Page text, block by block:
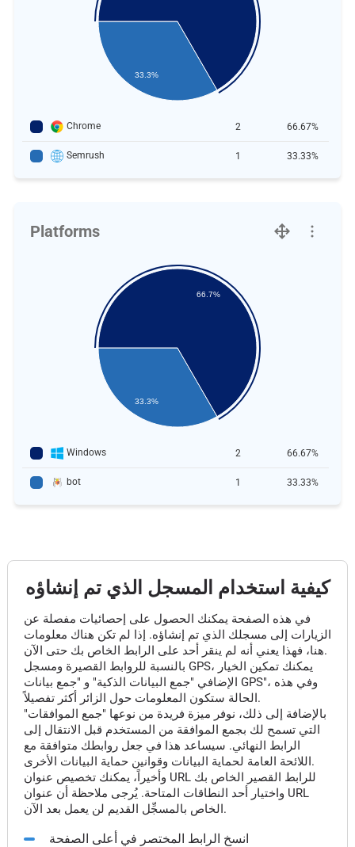
33.3%
Chrome 2 66.67%
Semrush 1 33.33%
Platforms
33.3%
66.7%
Windows 2 66.67%
bot 1 33.33%
كيفية استخدام المسجل الذي تم إنشاؤه
في هذه الصفحة يمكنك الحصول على إحصائيات مفصلة عن
الزيارات إلى مسجلك الذي تم إنشاؤه. إذا لم تكن هناك معلومات
هنا، فهذا يعني أنه لم ينقر أحد على الرابط الخاص بك حتى الآن.
بالنسبة للروابط القصيرة ومسجل GPS، يمكنك تمكين الخيار
الإضافي "جمع البيانات الذكية" و "جمع بيانات GPS"، وفي هذه
الحالة ستكون المعلومات حول الزائر أكثر تفصيلاً.
بالإضافة إلى ذلك، نوفر ميزة فريدة من نوعها "جمع الموافقات"
التي تسمح لك بجمع الموافقة من المستخدم قبل الانتقال إلى
الرابط النهائي. سيساعد هذا في جعل روابطك متوافقة مع
اللائحة العامة لحماية البيانات وقوانين حماية البيانات الأخرى.
وأخيراً، يمكنك تخصيص عنوان URL للرابط القصير الخاص بك
واختيار أحد النطاقات المتاحة. يُرجى ملاحظة أن عنوان URL
الخاص بالمسجِّل القديم لن يعمل بعد الآن.
انسخ الرابط المختصر في أعلى الصفحة